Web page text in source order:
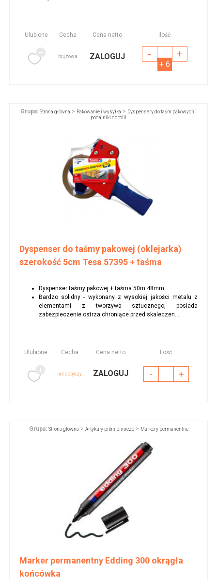
Ulubione Cecha Cena netto Ilość
brązowa ZALOGUJ - +
+ 6
Grupa: Strona główna > Pakowanie i wysyłka > Dyspensery do taśm pakowych i
podajniki do folii
Dyspenser do taśmy pakowej (oklejarka)
szerokość 5cm Tesa 57395 + taśma
Dyspenser taśmy pakowej + taśma 50m:48mm
Bardzo solidny - wykonany z wysokiej jakości metalu z
elementami z tworzywa sztucznego, posiada
zabezpieczenie ostrza chroniące przed skaleczen...
Ulubione Cecha Cena netto Ilość
nie dotyczy ZALOGUJ - +
Grupa: Strona główna > Artykuły piśmiennicze> Markery permanentne
Marker permanentny Edding 300 okrągła
końcówka